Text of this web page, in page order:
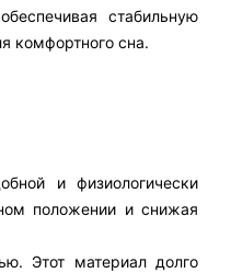
стабильную
комфортного сна.
и физиологически
положении и снижая
Этот материал долго